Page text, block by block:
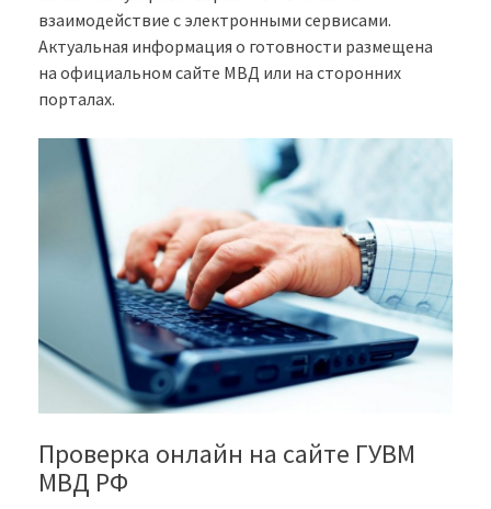
взаимодействие с электронными сервисами.
Актуальная информация о готовности размещена
на официальном сайте МВД или на сторонних
порталах.
Проверка онлайн на сайте ГУВМ
МВД РФ